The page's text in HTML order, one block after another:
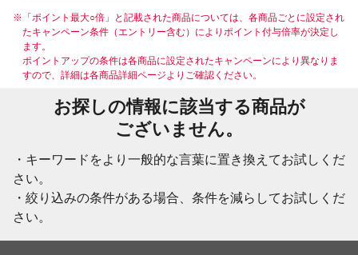
※ 「ポイント最大○倍」と記載された商品については、各商品ごとに設定され
たキャンペーン条件（エントリー含む）によりポイント付与倍率が決定し
ます。
ポイントアップの条件は各商品に設定されたキャンペーンにより異なりま
すので、詳細は各商品詳細ページよりご確認ください。
お探しの情報に該当する商品が
ございません。
・キーワードをより一般的な言葉に置き換えてお試しくだ
さい。
・絞り込みの条件がある場合、条件を減らしてお試しくだ
さい。